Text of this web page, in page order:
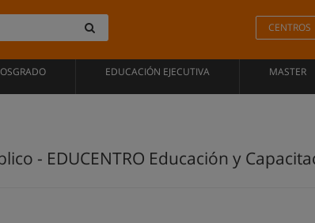
CENTROS
EDUCACIÓN EJECUTIVA MASTER
- EDUCENTRO Educación y